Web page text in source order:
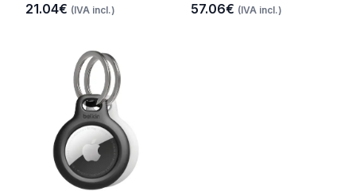
21.04€ (IVA incl.) 57.06€ (IVA incl.)